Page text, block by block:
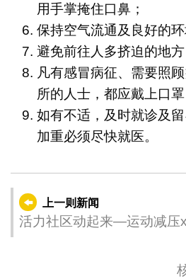
用手掌掩住口鼻；
保持空气流通及良好的环
避免前往人多挤迫的地方
凡有感冒病征、需要照
所的人士，都应戴上口罩
如有不适，及时就诊及
加重必须尽快就医。
上一则新闻
活力社区动起来—运动减压